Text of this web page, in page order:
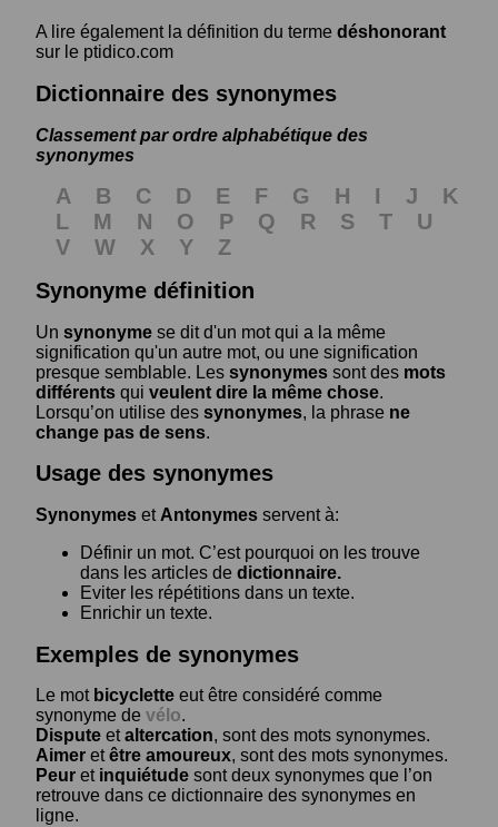
A lire également la définition du terme déshonorant
sur le ptidico.com
Dictionnaire des synonymes
Classement par ordre alphabétique des
synonymes
A B C D E F G H I J
K
L
M N O P Q R S T
U
V
W X Y
Z
Synonyme définition
Un synonyme se dit d'un mot qui a la même
signification qu'un autre mot, ou une signification
presque semblable. Les synonymes sont des mots
différents qui veulent dire la même chose.
Lorsqu’on utilise des synonymes, la phrase ne
change pas de sens.
Usage des synonymes
Synonymes et Antonymes servent à:
Définir un mot. C’est pourquoi on les trouve
dans les articles de dictionnaire.
Eviter les répétitions dans un texte.
Enrichir un texte.
Exemples de synonymes
Le mot bicyclette eut être considéré comme
synonyme de vélo.
Dispute etaltercation, sont des mots synonymes.
Aimer etêtre amoureux, sont des mots synonymes.
Peur et inquiétude sont deux synonymes que l’on
retrouve dans ce dictionnaire des synonymes en
ligne.